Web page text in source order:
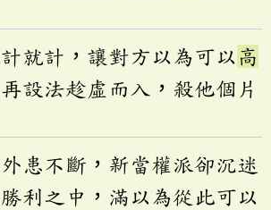
就計，讓對方以為可以 高
再設法趁虛而入，殺他個片
患不斷，新當權派卻沉迷
利之中，滿以為從此可以